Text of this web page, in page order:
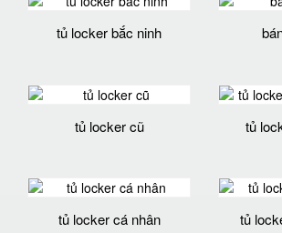
tủ locker bắc ninh
tủ locker cũ
tủ
tủ locker cá nhân tủ